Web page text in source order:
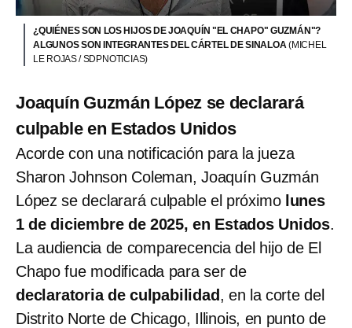
¿QUIÉNES SON LOS HIJOS DE JOAQUÍN "EL CHAPO" GUZMÁN"?
ALGUNOS SON INTEGRANTES DEL CÁRTEL DE SINALOA(MICHEL
LE ROJAS / SDPNOTICIAS)
Joaquín Guzmán López se declarará
culpable en Estados Unidos
Acorde con una notificación para la jueza
Sharon Johnson Coleman, Joaquín Guzmán
López se declarará culpable el próximo lunes
1 de diciembre de 2025, en Estados Unidos.
La audiencia de comparecencia del hijo de El
Chapo fue modificada para ser de
declaratoria de culpabilidad , en la corte del
Distrito Norte de Chicago, Illinois, en punto de